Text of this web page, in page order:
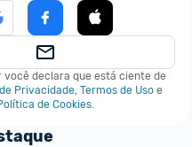
você declara que está ciente de
Privacidade, Termos de Uso e
de Cookies.